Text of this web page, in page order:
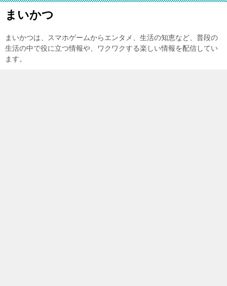
まいかつ
まいかつは、スマホゲームからエンタメ、生活の知恵など、普段の
生活の中で役に立つ情報や、ワクワクする楽しい情報を配信してい
ます。